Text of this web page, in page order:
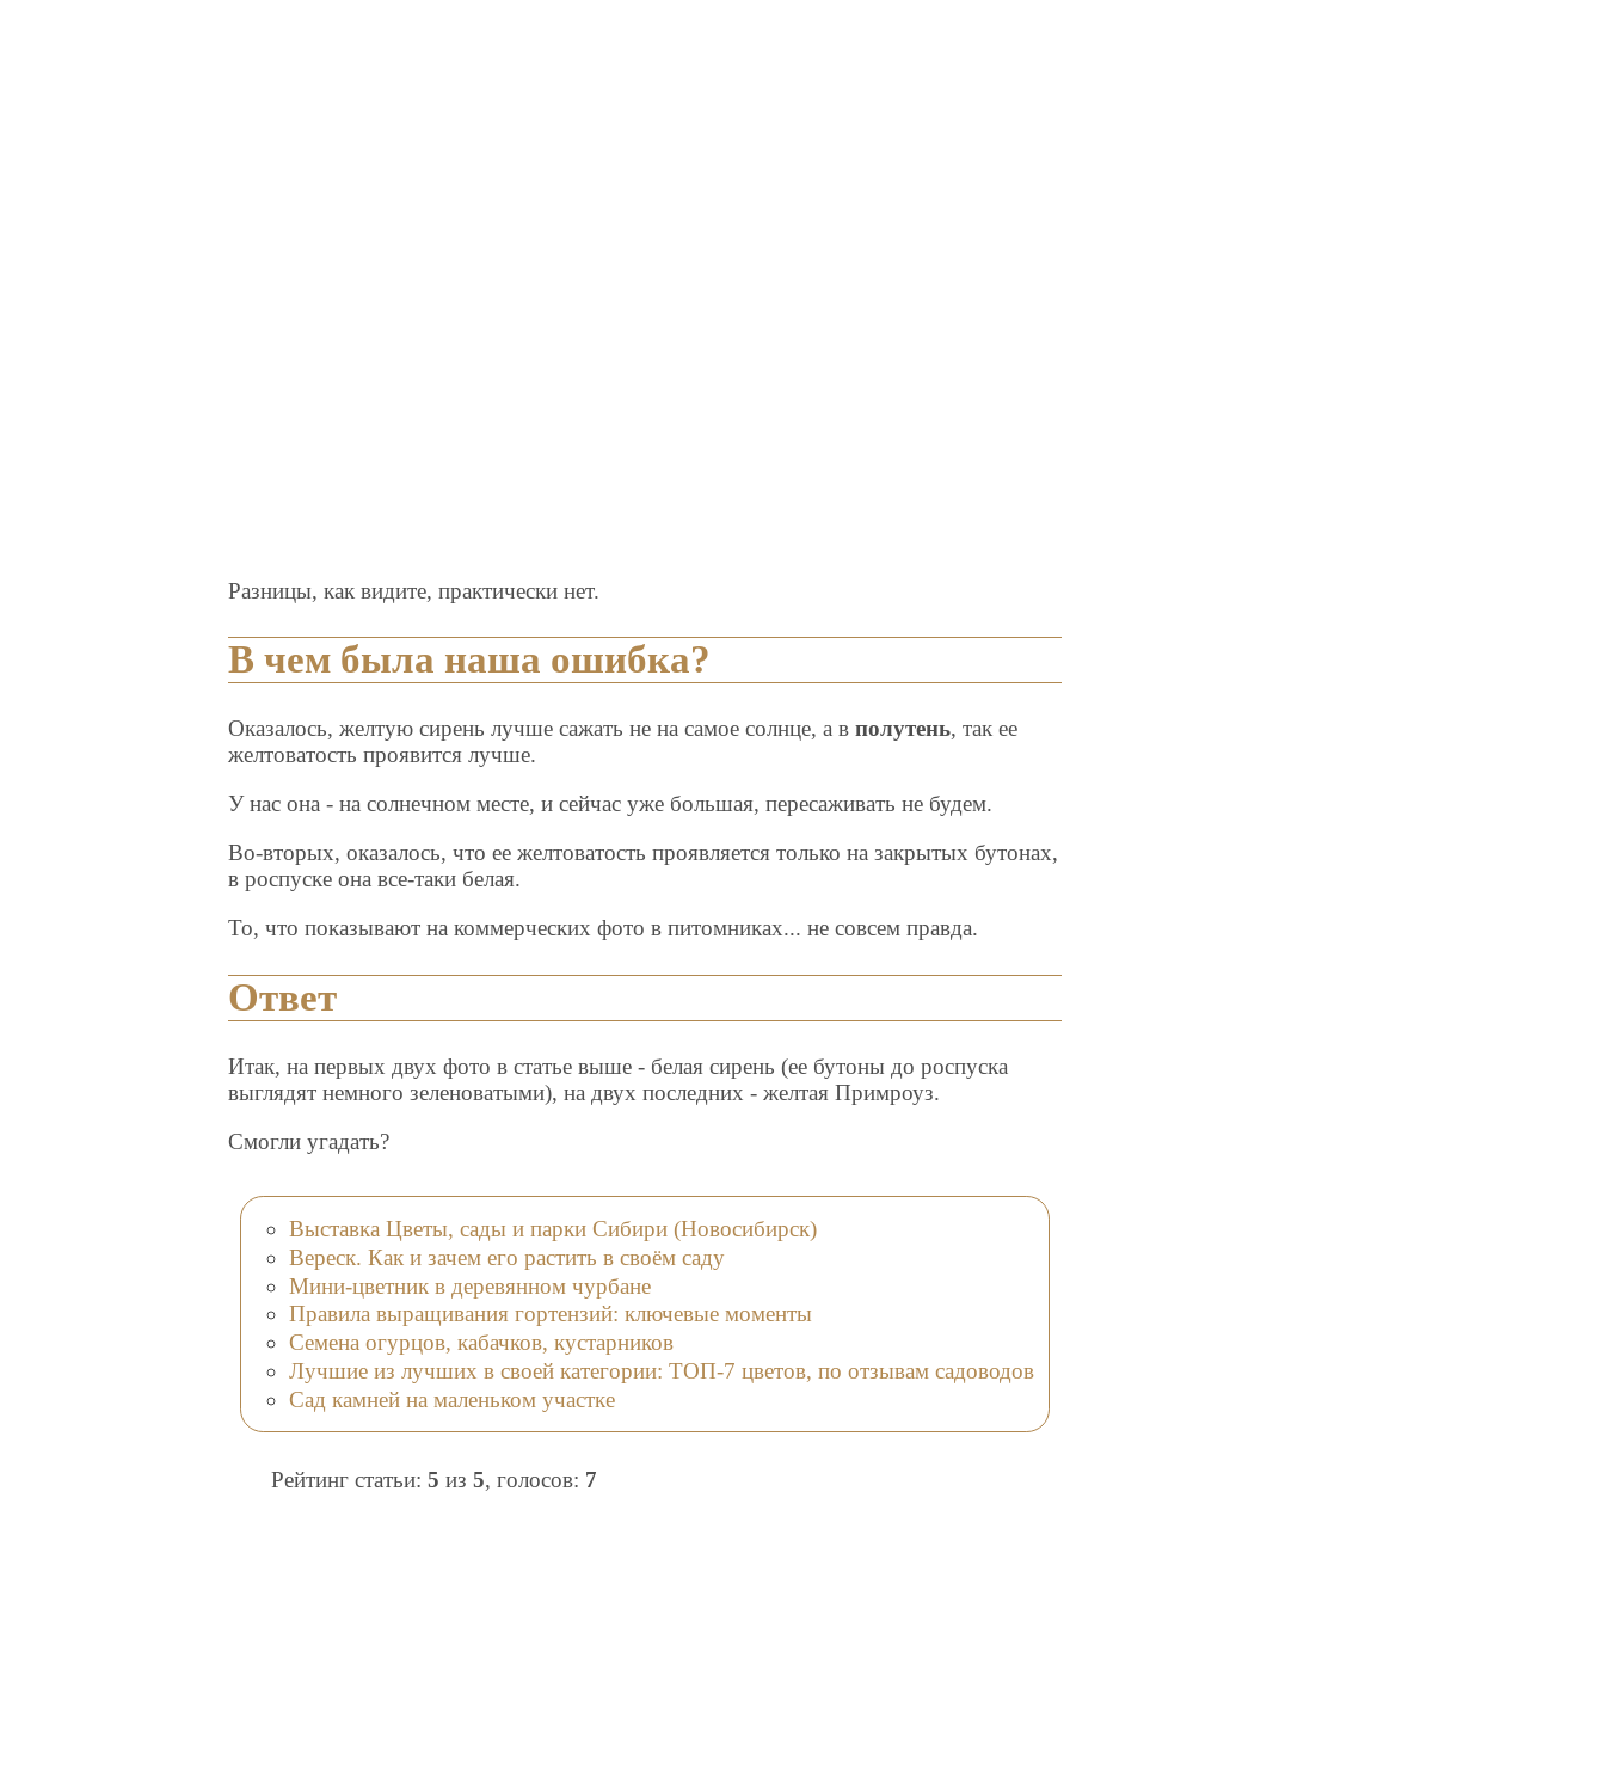
Разницы, как видите, практически нет.
В чем была наша ошибка?
Оказалось, желтую сирень лучше сажать не на самое солнце, а вполутень, так ее
желтоватость проявится лучше.
У нас она - на солнечном месте, и сейчас уже большая, пересаживать не будем.
Во-вторых, оказалось, что ее желтоватость проявляется только на закрытых бутонах,
в роспуске она все-таки белая.
То, что показывают на коммерческих фото в питомниках... не совсем правда.
Ответ
Итак, на первых двух фото в статье выше - белая сирень (ее бутоны до роспуска
выглядят немного зеленоватыми), на двух последних - желтая Примроуз.
Смогли угадать?
Выставка Цветы, сады и парки Сибири (Новосибирск)
Вереск. Как и зачем его растить в своём саду
Мини-цветник в деревянном чурбане
Правила выращивания гортензий: ключевые моменты
Семена огурцов, кабачков, кустарников
Лучшие из лучших в своей категории: ТОП-7 цветов, по отзывам садоводов
Сад камней на маленьком участке
Рейтинг статьи:5 из5, голосов: 7